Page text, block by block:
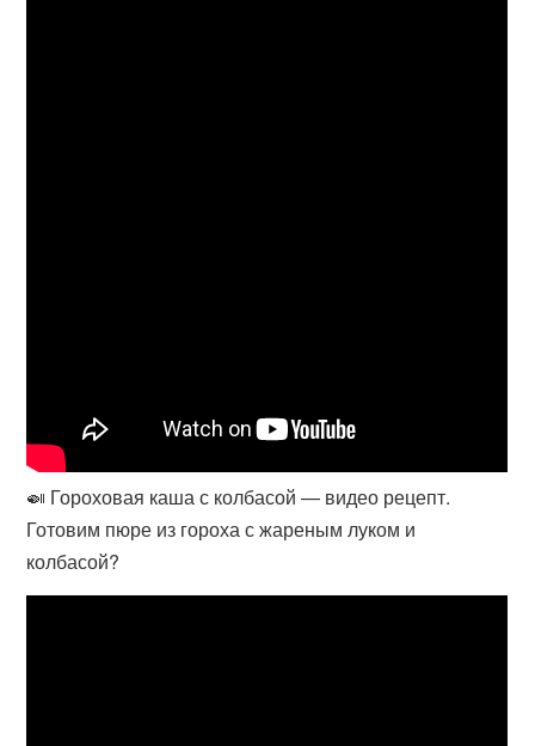
🍛 Гороховая каша с колбасой — видео рецепт.
Готовим пюре из гороха с жареным луком и
колбасой?